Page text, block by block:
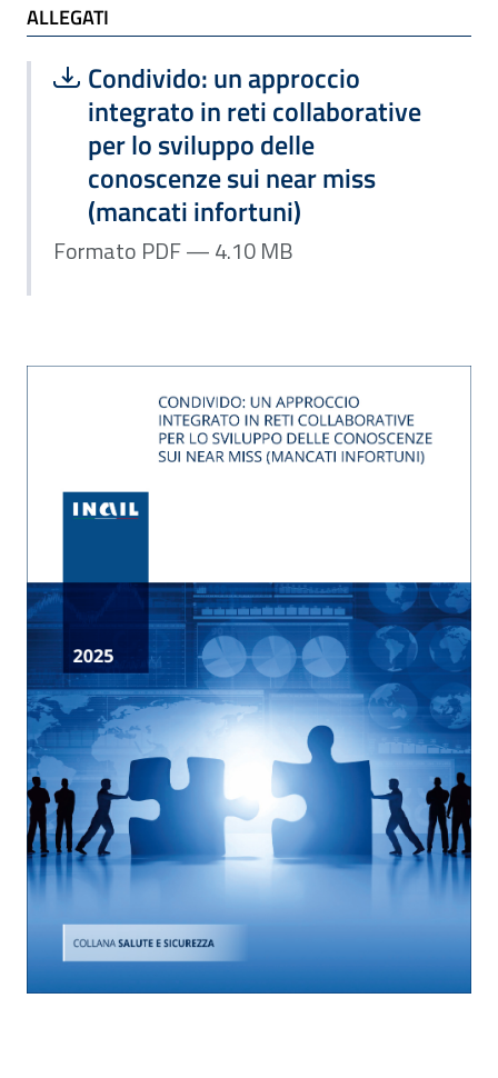
ALLEGATI
Scarica file:
Condivido: un approccio
integrato in reti collaborative
per lo sviluppo delle
conoscenze sui near miss
(mancati infortuni)
Formato PDF — Dimensione 4.10 MB
Formato PDF — 4.10 MB